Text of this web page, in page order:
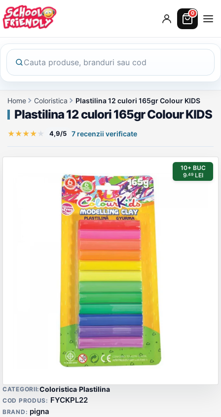
0
Home Coloristica Plastilina 12 culori 165gr Colour KIDS
Plastilina 12 culori 165gr Colour KIDS
★★★★ ★ 4,9/5 7 recenzii verificate
10+ BUC
9,49LEI
Detalii produs
CATEGORII:Coloristica·Plastilina
COD PRODUS: FYCKPL22
BRAND: pigna